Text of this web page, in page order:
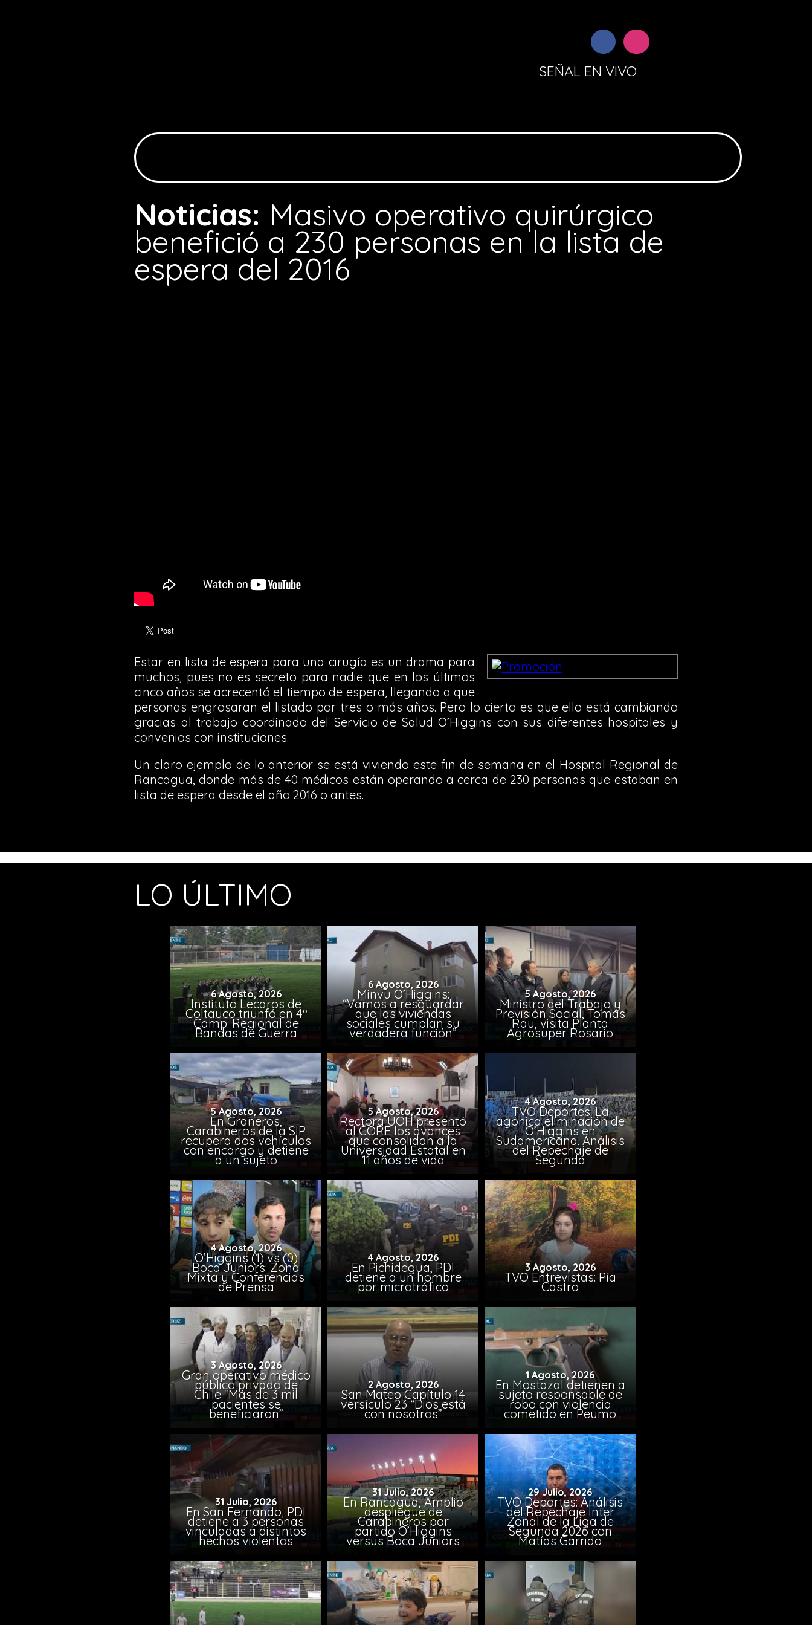
SEÑAL EN VIVO
Noticias: Masivo operativo quirúrgico
benefició a 230 personas en la lista de
espera del 2016
Estar en lista de espera para una cirugía es un drama para
muchos, pues no es secreto para nadie que en los últimos
cinco años se acrecentó el tiempo de espera, llegando a que
personas engrosaran el listado por tres o más años. Pero lo cierto es que ello está cambiando
gracias al trabajo coordinado del Servicio de Salud O’Higgins con sus diferentes hospitales y
convenios con instituciones.
Un claro ejemplo de lo anterior se está viviendo este fin de semana en el Hospital Regional de
Rancagua, donde más de 40 médicos están operando a cerca de 230 personas que estaban en
lista de espera desde el año 2016 o antes.
LO ÚLTIMO
6 Agosto, 2026
Instituto Lecaros de
Coltauco triunfó en 4º
Camp. Regional de
Bandas de Guerra
6 Agosto, 2026
Minvu O’Higgins:
“Vamos a resguardar
que las viviendas
sociales cumplan su
verdadera función”
5 Agosto, 2026
Ministro del Trabajo y
Previsión Social, Tomás
Rau, visita Planta
Agrosuper Rosario
5 Agosto, 2026
En Graneros,
Carabineros de la SIP
recupera dos vehículos
con encargo y detiene
a un sujeto
5 Agosto, 2026
Rectora UOH presentó
al CORE los avances
que consolidan a la
Universidad Estatal en
11 años de vida
4 Agosto, 2026
TVO Deportes: La
agónica eliminación de
O’Higgins en
Sudamericana. Análisis
del Repechaje de
Segunda
4 Agosto, 2026
O’Higgins (1) vs (0)
Boca Juniors: Zona
Mixta y Conferencias
de Prensa
4 Agosto, 2026
En Pichidegua, PDI
detiene a un hombre
por microtráfico
3 Agosto, 2026
TVO Entrevistas: Pía
Castro
3 Agosto, 2026
Gran operativo médico
público privado de
Chile “Más de 3 mil
pacientes se
beneficiaron”
2 Agosto, 2026
San Mateo Capítulo 14
versículo 23 “Dios está
con nosotros”
1 Agosto, 2026
En Mostazal detienen a
sujeto responsable de
robo con violencia
cometido en Peumo
31 Julio, 2026
En San Fernando, PDI
detiene a 3 personas
vinculadas a distintos
hechos violentos
31 Julio, 2026
En Rancagua, Amplio
despliegue de
Carabineros por
partido O’Higgins
versus Boca Juniors
29 Julio, 2026
TVO Deportes: Análisis
del Repechaje Inter
Zonal de la Liga de
Segunda 2026 con
Matías Garrido